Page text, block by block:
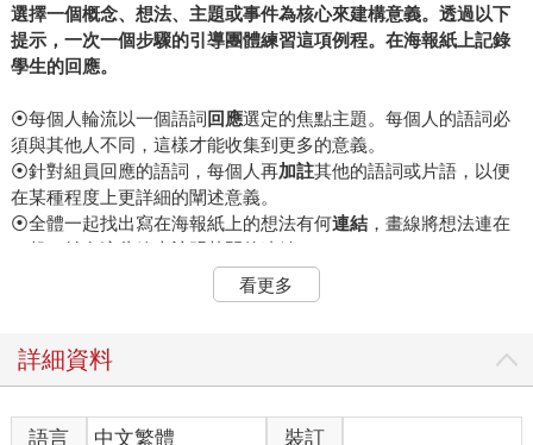
選擇一個概念、想法、主題或事件為核心來建構意義。透過以下
提示，一次一個步驟的引導團體練習這項例程。在海報紙上記錄
學生的回應。
⦿每個人輪流以一個語詞 回應選定的焦點主題。每個人的語詞必
須與其他人不同，這樣才能收集到更多的意義。
⦿針對組員回應的語詞，每個人再加註其他的語詞或片語，以便
在某種程度上更詳細的闡述意義。
⦿全體一起找出寫在海報紙上的想法有何連結，畫線將想法連在
一起，並在這些線上註明其間的連結。
⦿根據截至目前為止出現的想法，每個人
寫出自己對這個想法、主題、概念或事件的
，對全體大聲讀
「創造意義」與許多例程一樣，是從我們促進團體學習的經驗中
看更多
詳細資料
語言 中文繁體 裝訂